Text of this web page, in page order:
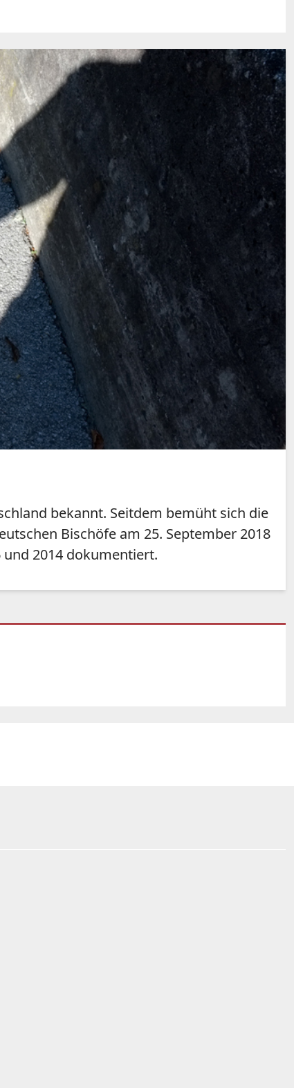
bekannt. Seitdem bemüht sich die
Bischöfe am 25. September 2018
2014 dokumentiert.